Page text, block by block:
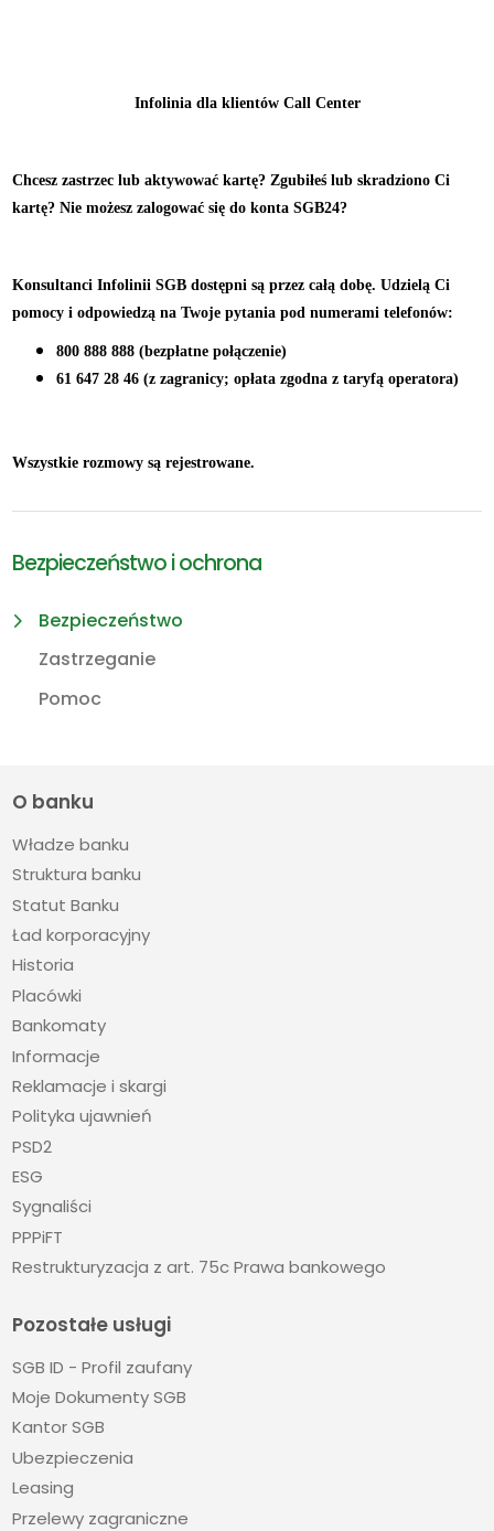
Bezpieczeństwo i ochrona
Bezpieczeństwo
Zastrzeganie
Pomoc
Infolinia dla klientów Call Center
Chcesz zastrzec lub aktywować kartę? Zgubiłeś lub skradziono Ci
kartę? Nie możesz zalogować się do konta SGB24?
Konsultanci Infolinii SGB dostępni są przez całą dobę. Udzielą Ci
pomocy i odpowiedzą na Twoje pytania pod numerami telefonów:
800 888 888(bezpłatne połączenie)
61 647 28 46 (z zagranicy; opłata zgodna z taryfą operatora)
Wszystkie rozmowy są rejestrowane.
O banku
Władze banku
Struktura banku
Statut Banku
Ład korporacyjny
Historia
Placówki
Bankomaty
Informacje
Reklamacje i skargi
Polityka ujawnień
PSD2
ESG
Sygnaliści
PPPiFT
Restrukturyzacja z art. 75c Prawa bankowego
Pozostałe usługi
SGB ID - Profil zaufany
Moje Dokumenty SGB
Kantor SGB
Ubezpieczenia
Leasing
Przelewy zagraniczne